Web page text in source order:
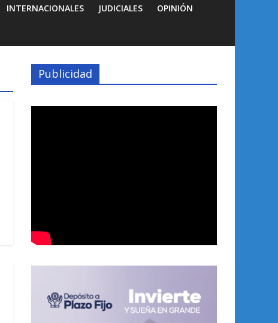
INTERNACIONALES JUDICIALES OPINIÓN
Publicidad